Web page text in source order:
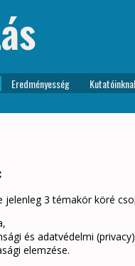
Eredményesség
jelenleg 3 témakör köré
és adatvédelmi
elemzése.